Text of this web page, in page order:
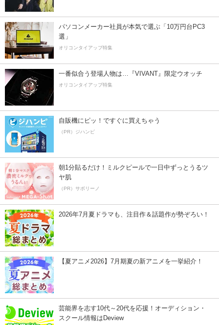
パソコンメーカー社員が本気で選ぶ「10万円台PC3
選」
オリコンタイアップ特集
一番似合う登場人物は…『VIVANT』限定ウオッチ
オリコンタイアップ特集
自販機にピッ！ですぐに買えちゃう
（PR）ジハンピ
朝1分貼るだけ！ミルクピールで一日中ずっとうるツ
ヤ肌
（PR）サボリーノ
2026年7月夏ドラマも、注目作＆話題作が勢ぞろい！
【夏アニメ2026】7月期夏の新アニメを一挙紹介！
芸能界を志す10代～20代を応援！オーディション・
スクール情報はDeview